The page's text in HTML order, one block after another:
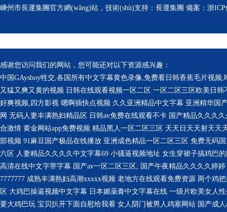
嵊州市長運集團官方網(wǎng)站，技術(shù)支持：長運集團 備案：浙ICP
感谢您访问我们的网站，您可能还对以下资源感兴趣：
中国GAysboy牲交,各国所有中文字幕黄色录像,免费看日韩香蕉毛片视频,